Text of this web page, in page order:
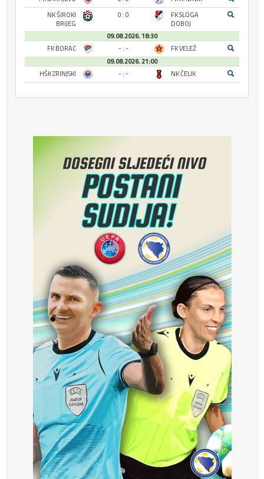
NK ŠIROKI
BRIJEG
0 : 0
FK SLOGA
DOBOJ
09.08.2026. 18:30
FK BORAC
- : -
FK VELEŽ
09.08.2026. 21:00
HŠK ZRINJSKI
- : - NK ČELIK